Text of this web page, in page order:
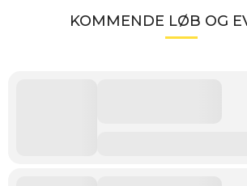
KOMMENDE LØB OG